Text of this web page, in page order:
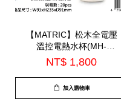
【MATRIC】松木全電壓
溫控電熱水杯(MH-
BT0625L)
NT$ 1,800
加入購物車